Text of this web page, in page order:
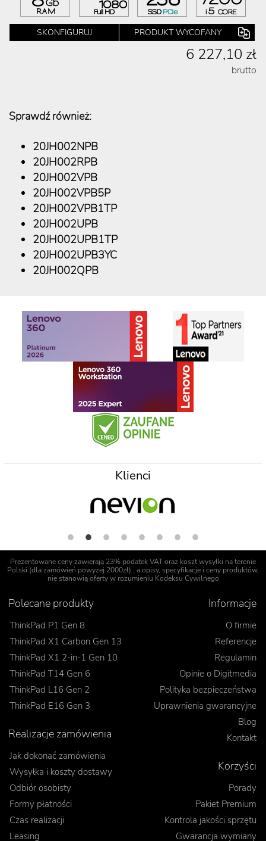
SKONFIGURUJ PRODUKT WYCOFANY
6 227,10 zł
brutto
Sprawdź również:
20JH002NPB
20JH002RPB
20JH002VPB
20JH002VPB5P
20JH002VPB1TP
20JH002UPB
20JH002UPB1TP
20JH002UPB3YC
20JH002QPB
Klienci
Prezentowane ceny zawierają 23% podatek VAT oraz koszt wysyłki na terenie
Polski (dla zamówień powyżej 2000zł) , a opisy, specyfikacje i ceny produktów,
nie stanowią oferty w rozumieniu Kodeksu Cywilnego
Polecane produkty
ThinkPad P1 Gen 8
ThinkPad X1 Carbon Gen 13
ThinkPad X1 2-in-1 Gen 10
ThinkPad T14 Gen 6
ThinkPad L16 Gen 2
ThinkPad E16 Gen 3
Informacje
O firmie
Referencje
Regulamin
Opinie o Digitmedia
Polityka bezpieczeństwa
Uprawnienia gwarancyjne
Blog
Kontakt
Realizacje zamówienia
Jak dokonać zamówienia
Wysyłka i koszty dostawy
Odbiór osobisty
Formy płatności
Czas realizacji
Leasing
Korzyści
Porady
Pakiet Premium
Kontrola jakości sprzętu
Gwarancja wymiany